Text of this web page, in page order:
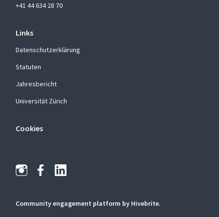
+41 44 634 28 70
Links
Datenschutzerklärung
Statuten
Jahresbericht
Universität Zürich
Cookies
Community engagement platform by Hivebrite.